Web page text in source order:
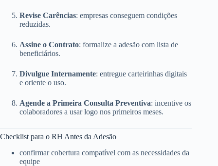
Revise Carências: empresas conseguem condições
reduzidas.
Assine o Contrato: formalize a adesão com lista de
beneficiários.
Divulgue Internamente: entregue carteirinhas digitais
e oriente o uso.
Agende a Primeira Consulta Preventiva: incentive os
colaboradores a usar logo nos primeiros meses.
Checklist para o RH Antes da Adesão
confirmar cobertura compatível com as necessidades da
equipe